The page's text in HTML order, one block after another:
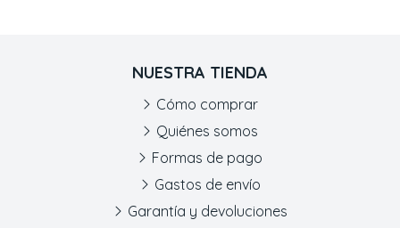
NUESTRA TIENDA
Cómo comprar
Quiénes somos
Formas de pago
Gastos de envío
Garantía y devoluciones